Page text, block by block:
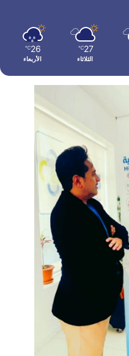
27
℃
الثلاثاء
26
℃
الأربعاء